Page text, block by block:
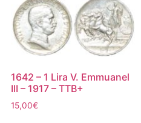
1642 – 1 Lira V. Emmuanel
III – 1917 – TTB+
15,00€